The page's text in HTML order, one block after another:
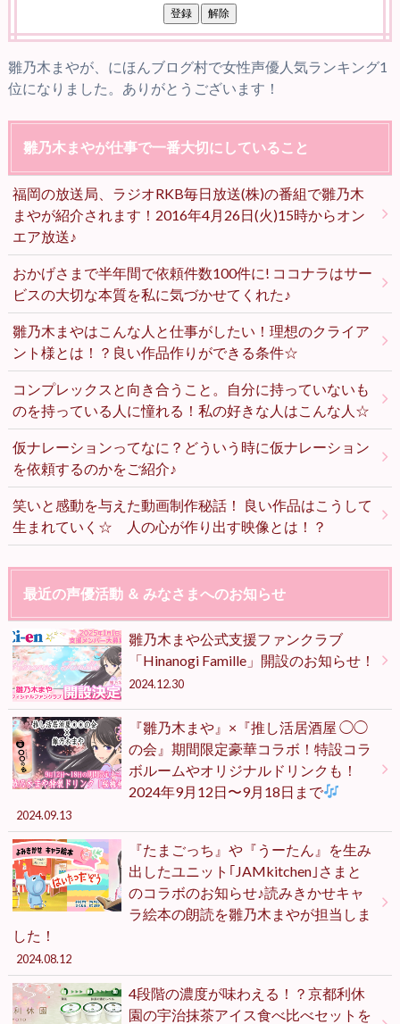
雛乃木まやが、にほんブログ村で女性声優人気ランキング1
位になりました。ありがとうございます！
雛乃木まやが仕事で一番大切にしていること
福岡の放送局、ラジオRKB毎日放送(株)の番組で雛乃木
まやが紹介されます！2016年4月26日(火)15時からオン
エア放送♪
おかげさまで半年間で依頼件数100件に! ココナラはサー
ビスの大切な本質を私に気づかせてくれた♪
雛乃木まやはこんな人と仕事がしたい！理想のクライア
ント様とは！？良い作品作りができる条件☆
コンプレックスと向き合うこと。自分に持っていないも
のを持っている人に憧れる！私の好きな人はこんな人☆
仮ナレーションってなに？どういう時に仮ナレーション
を依頼するのかをご紹介♪
笑いと感動を与えた動画制作秘話！ 良い作品はこうして
生まれていく☆ 人の心が作り出す映像とは！？
最近の声優活動 ＆ みなさまへのお知らせ
雛乃木まや公式支援ファンクラブ
「Hinanogi Famille」開設のお知らせ！
2024.12.30
『雛乃木まや』×『推し活居酒屋 ◯◯
の会』期間限定豪華コラボ！特設コラ
ボルームやオリジナルドリンクも！
2024年9月12日〜9月18日まで
2024.09.13
『たまごっち』や『うーたん』を生み
出したユニット｢JAMkitchen｣さまと
のコラボのお知らせ♪読みきかせキャ
ラ絵本の朗読を雛乃木まやが担当しま
した！
2024.08.12
4段階の濃度が味わえる！？京都利休
園の宇治抹茶アイス食べ比べセットを